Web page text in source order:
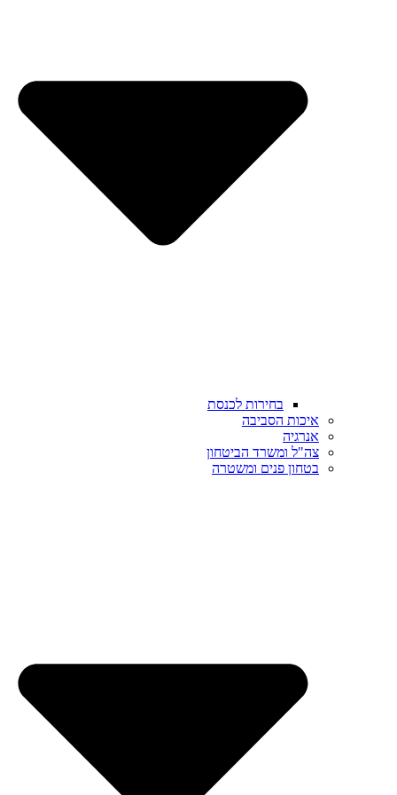
בחירות לכנסת
איכות הסביבה
אנרגיה
צה"ל ומשרד הביטחון
בטחון פנים ומשטרה